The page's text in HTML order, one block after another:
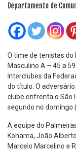
Departamento de
O time de tenistas do
Masculino A – 45 a
Interclubes da
do título. O
clube enfrenta o São
segundo no domingo
A equipe do
Kohama, João
Marcelo Marcelino e